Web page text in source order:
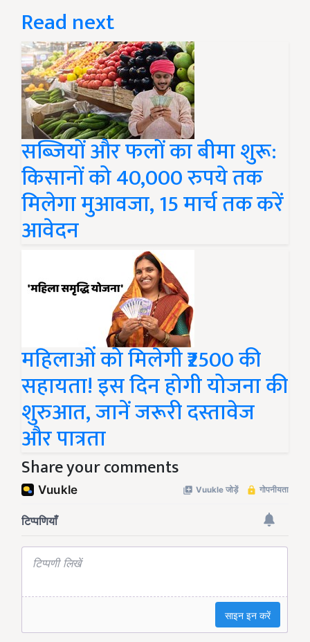
Read next
सब्जियों और फलों का बीमा शुरू:
किसानों को 40,000 रुपये तक
मिलेगा मुआवजा, 15 मार्च तक करें
आवेदन
महिलाओं को मिलेगी ₹2500 की
सहायता! इस दिन होगी योजना की
शुरुआत, जानें जरूरी दस्तावेज
और पात्रता
Share your comments